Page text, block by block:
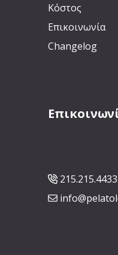
Κόστος
Επικοινωνία
Changelog
215.215.4433